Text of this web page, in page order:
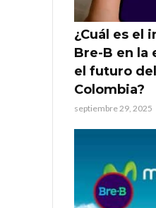
¿Cuál es el
Bre-B en la
el futuro
Colombia?
septiembre 29, 2025